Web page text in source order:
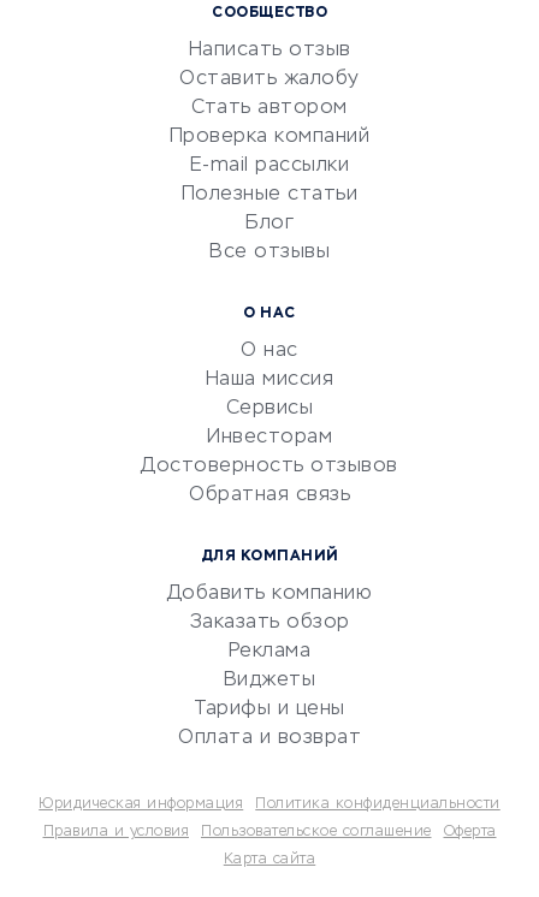
Маркетинг и продажи
Репетиторство
Красота и здоровье
Сервисы по поиску работы
Сетевой маркетинг
УСЛУГИ ДЛЯ БИЗНЕСА
документооборот
Юридические компании
Бухгалтерия онлайн
Потребительские кредиты
СООБЩЕСТВО
Написать отзыв
Оставить жалобу
Стать автором
Проверка компаний
E-mail рассылки
Полезные статьи
Блог
Все отзывы
О НАС
О нас
Наша миссия
Сервисы
Инвесторам
Достоверность отзывов
Обратная связь
ДЛЯ КОМПАНИЙ
Добавить компанию
Заказать обзор
Реклама
Виджеты
Тарифы и цены
Оплата и возврат
Юридическая информация
Политика конфиденциальности
Правила и условия
Пользовательское соглашение
Оферта
Карта сайта